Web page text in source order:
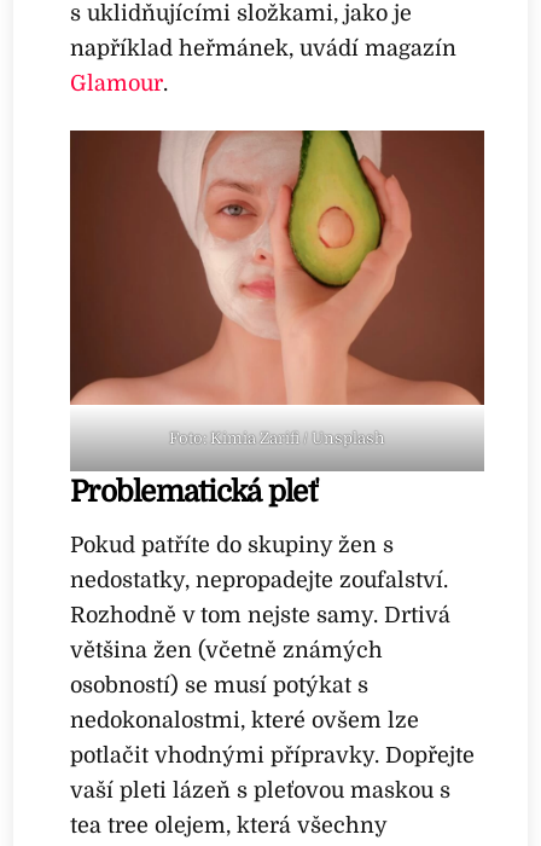
s uklidňujícími složkami, jako je
například heřmánek, uvádí magazín
Glamour.
Foto: Kimia Zarifi / Unsplash
Problematická pleť
Pokud patříte do skupiny žen s
nedostatky, nepropadejte zoufalství.
Rozhodně v tom nejste samy. Drtivá
většina žen (včetně známých
osobností) se musí potýkat s
nedokonalostmi, které ovšem lze
potlačit vhodnými přípravky. Dopřejte
vaší pleti lázeň s pleťovou maskou s
tea tree olejem, která všechny